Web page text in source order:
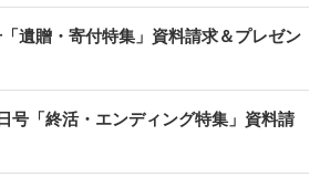
遺贈・寄付特集」資料請求＆プレゼン
号「終活・エンディング特集」資料請